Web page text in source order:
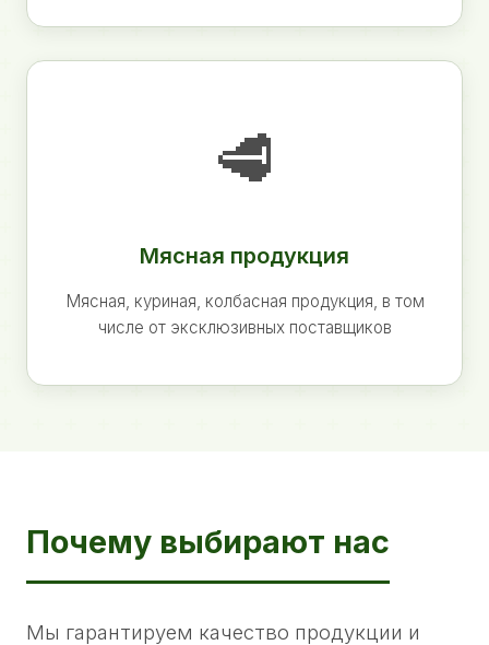
🥩
Мясная продукция
Мясная, куриная, колбасная продукция, в том
числе от эксклюзивных поставщиков
Почему выбирают нас
Мы гарантируем качество продукции и